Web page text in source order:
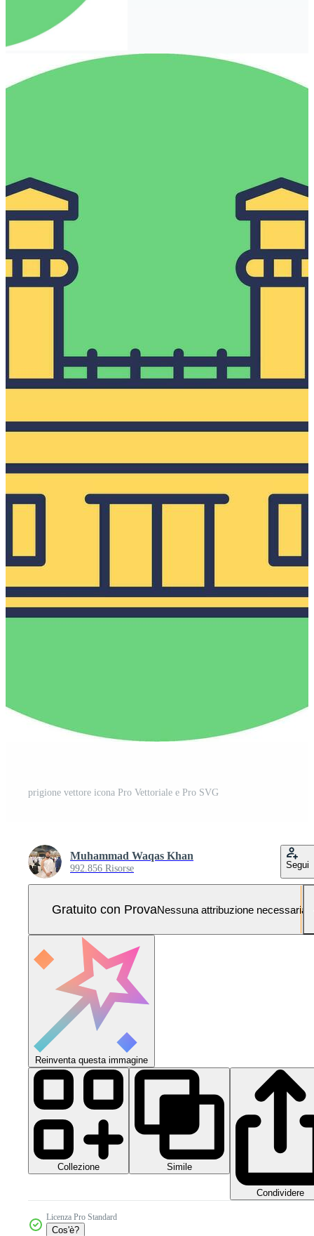
prigione vettore icona Pro Vettoriale e Pro SVG
Muhammad Waqas Khan
992.856 Risorse Segui
Gratuito con ProvaNessuna attribuzione necessaria
Reinventa questa immagine
Collezione Simile
Condividere
Licenza Pro Standard
Cos'è?